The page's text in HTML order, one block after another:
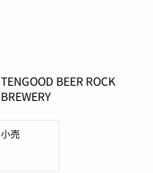
TENGOOD BEER ROCK
BREWERY
小売